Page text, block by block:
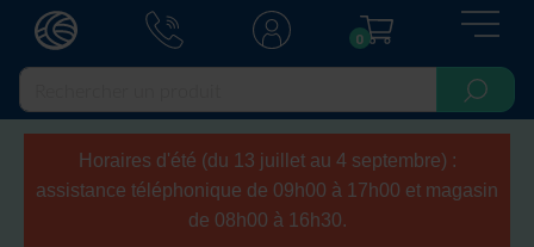
0
Horaires d'été (du 13 juillet au 4 septembre) :
assistance téléphonique de 09h00 à 17h00 et magasin
de 08h00 à 16h30.